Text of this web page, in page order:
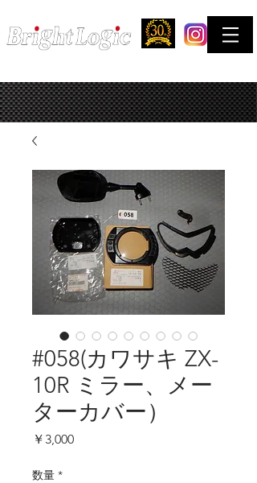
#058(カワサキ ZX-
10R ミラー、メー
ターカバー）
￥3,000価
数量 *